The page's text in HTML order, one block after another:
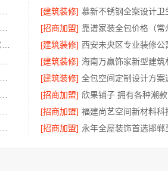
[建筑装修]
[招商加盟]
[建筑装修]
[建筑装修]
[建筑装修]
[招商加盟] 欣果铺子 拥有各种潮款
[招商加盟]
[招商加盟]